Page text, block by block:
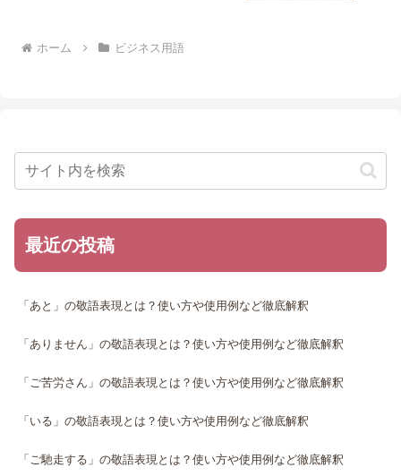
ホーム ビジネス用語
最近の投稿
「あと」の敬語表現とは？使い方や使用例など徹底解釈
「ありません」の敬語表現とは？使い方や使用例など徹底解釈
「ご苦労さん」の敬語表現とは？使い方や使用例など徹底解釈
「いる」の敬語表現とは？使い方や使用例など徹底解釈
「ご馳走する」の敬語表現とは？使い方や使用例など徹底解釈